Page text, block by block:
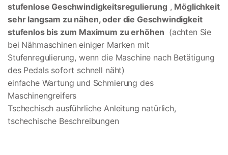
stufenlose Geschwindigkeitsregulierung , Möglichkeit
sehr langsam zu nähen, oder die Geschwindigkeit
stufenlos bis zum Maximum zu erhöhen (achten Sie
bei Nähmaschinen einiger Marken mit
Stufenregulierung, wenn die Maschine nach Betätigung
des Pedals sofort schnell näht)
einfache Wartung und Schmierung des
Maschinengreifers
Tschechisch ausführliche Anleitung natürlich,
tschechische Beschreibungen